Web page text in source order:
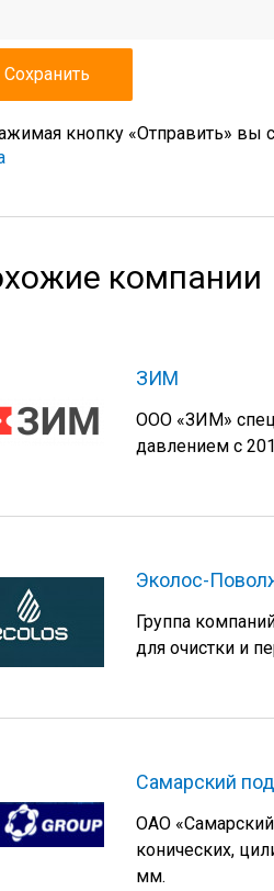
кнопку «Отправить» вы
компании
ЗИМ
ООО «ЗИМ»
давлением с
Эколос-
Группа
для очистки и
Самарский
ОАО
конических,
мм.